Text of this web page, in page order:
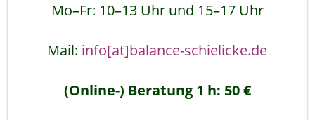
Mo–Fr: 10–13 Uhr und 15–17 Uhr
Mail: info[at]balance-schielicke.de
(Online-) Beratung 1 h: 50 €